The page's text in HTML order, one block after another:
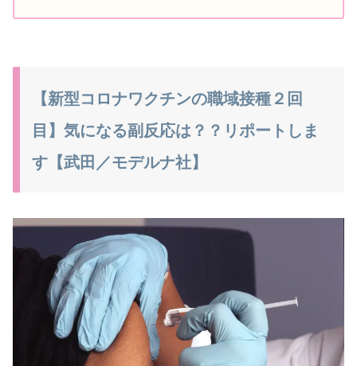
【新型コロナワクチンの職域接種２回
目】気になる副反応は？？リポートしま
す【武田／モデルナ社】